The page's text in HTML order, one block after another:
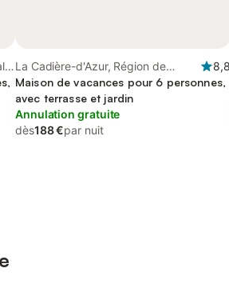
La Cadière-d'Azur, Région de
Toulon
8,8
Maison de vacances pour 6 personnes,
avec terrasse et jardin
Annulation gratuite
dès188 €par nuit